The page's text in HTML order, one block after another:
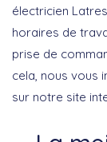
électricien
horaires de
prise de
cela, nous vous
sur notre site